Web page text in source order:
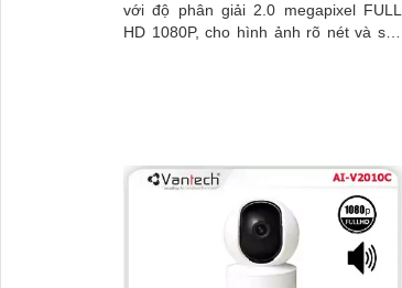
với độ phân giải 2.0 megapixel FULL
HD 1080P, cho hình ảnh rõ nét và sắc